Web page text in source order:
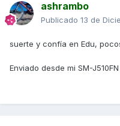
ashrambo
Publicado 13 de
suerte y confía en Edu,
Enviado desde mi SM-